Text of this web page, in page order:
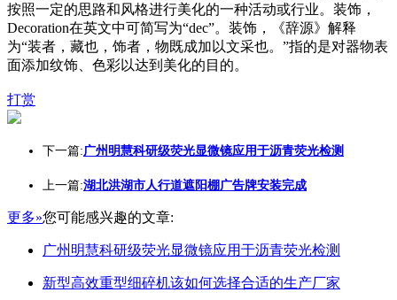
按照一定的思路和风格进行美化的一种活动或行业。装饰，
Decoration在英文中可简写为“dec”。装饰，《辞源》解释
为“装者，藏也，饰者，物既成加以文采也。”指的是对器物表
面添加纹饰、色彩以达到美化的目的。
打赏
下一篇:广州明慧科研级荧光显微镜应用于沥青荧光检测
上一篇:湖北洪湖市人行道遮阳棚广告牌安装完成
更多»您可能感兴趣的文章:
广州明慧科研级荧光显微镜应用于沥青荧光检测
新型高效重型细碎机该如何选择合适的生产厂家